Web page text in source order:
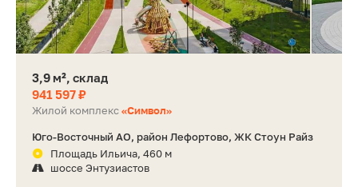
3,9 м², склад
941 597 ₽
Жилой комплекс«Символ»
Юго-Восточный АО, район Лефортово, ЖК Стоун Райз
Площадь Ильича, 460 м
шоссе Энтузиастов